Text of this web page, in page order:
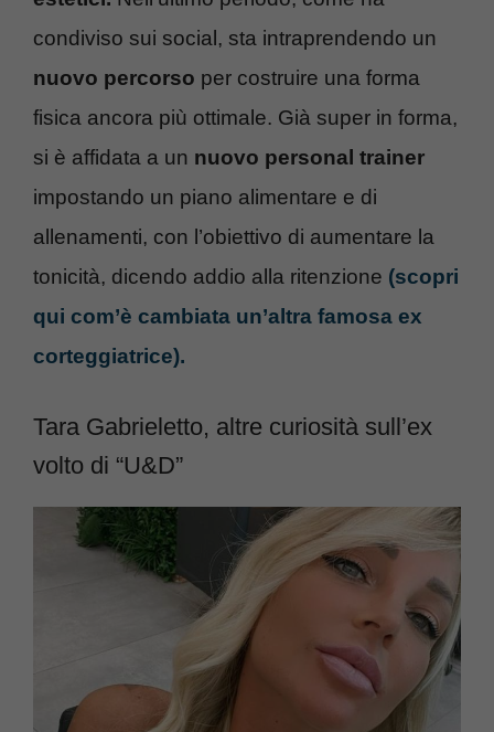
condiviso sui social, sta intraprendendo un
nuovo percorso per costruire una forma
fisica ancora più ottimale. Già super in forma,
si è affidata a un nuovo personal trainer
impostando un piano alimentare e di
allenamenti, con l’obiettivo di aumentare la
tonicità, dicendo addio alla ritenzione (scopri
qui com’è cambiata un’altra famosa ex
corteggiatrice).
Tara Gabrieletto, altre curiosità sull’ex
volto di “U&D”